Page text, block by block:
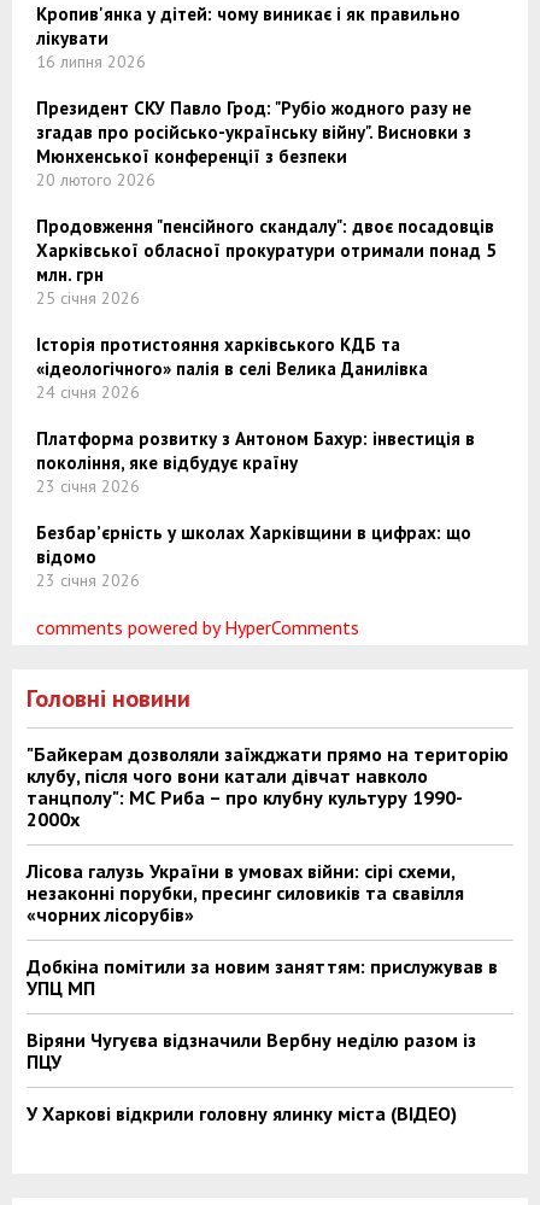
Кропив'янка у дітей: чому виникає і як правильно
лікувати
16 липня 2026
Президент СКУ Павло Грод: "Рубіо жодного разу не
згадав про російсько-українську війну". Висновки з
Мюнхенської конференції з безпеки
20 лютого 2026
Продовження "пенсійного скандалу": двоє посадовців
Харківської обласної прокуратури отримали понад 5
млн. грн
25 січня 2026
Історія протистояння харківського КДБ та
«ідеологічного» палія в селі Велика Данилівка
24 січня 2026
Платформа розвитку з Антоном Бахур: інвестиція в
покоління, яке відбудує країну
23 січня 2026
Безбар’єрність у школах Харківщини в цифрах: що
відомо
23 січня 2026
comments powered by HyperComments
Головні новини
"Байкерам дозволяли заїжджати прямо на територію
клубу, після чого вони катали дівчат навколо
танцполу": МС Риба – про клубну культуру 1990-
2000х
Лісова галузь України в умовах війни: сірі схеми,
незаконні порубки, пресинг силовиків та свавілля
«чорних лісорубів»
Добкіна помітили за новим заняттям: прислужував в
УПЦ МП
Віряни Чугуєва відзначили Вербну неділю разом із
ПЦУ
У Харкові відкрили головну ялинку міста (ВІДЕО)